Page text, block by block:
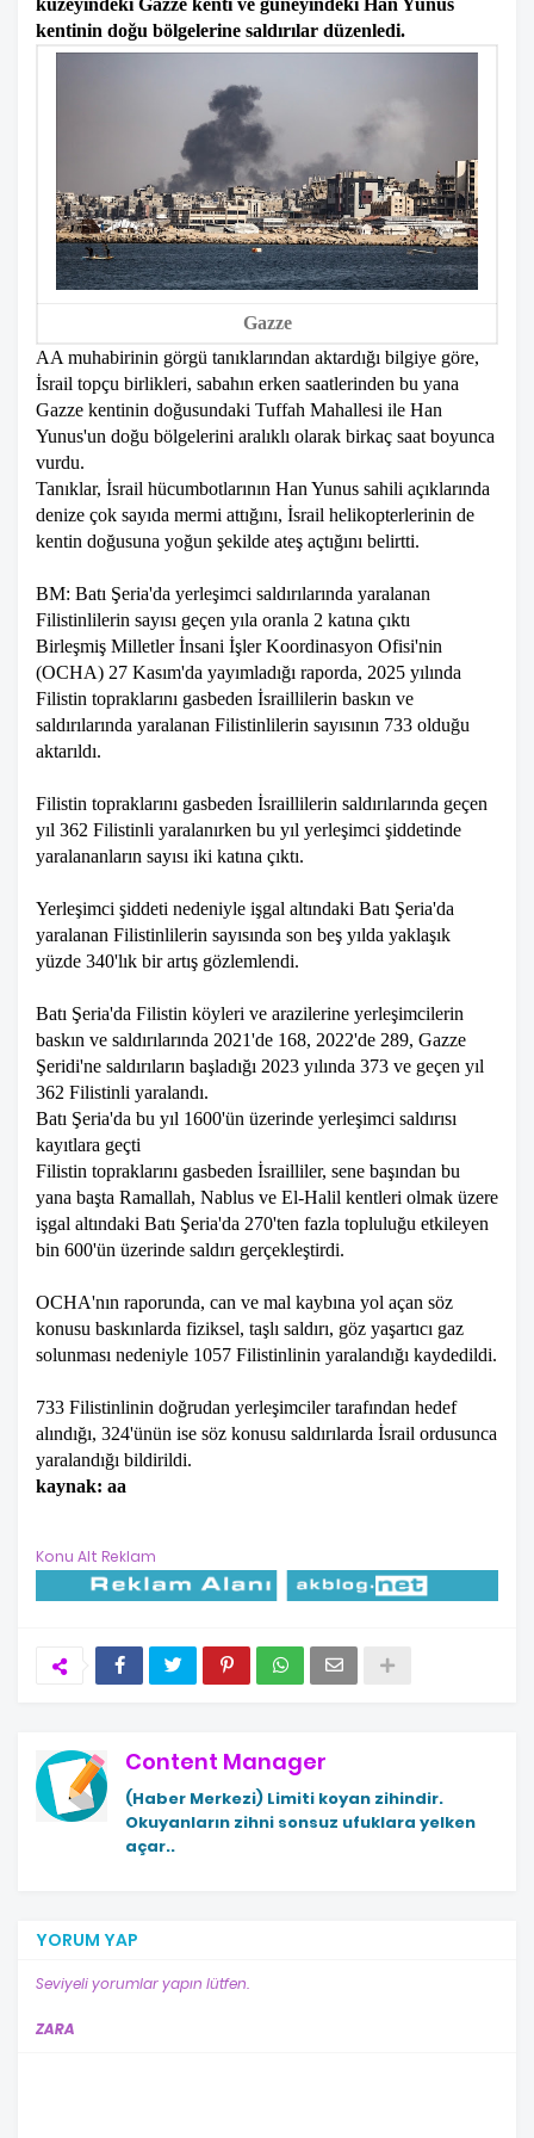
kuzeyindeki Gazze kenti ve güneyindeki Han Yunus
kentinin doğu bölgelerine saldırılar düzenledi.
Gazze
AA muhabirinin görgü tanıklarından aktardığı bilgiye göre,
İsrail topçu birlikleri, sabahın erken saatlerinden bu yana
Gazze kentinin doğusundaki Tuffah Mahallesi ile Han
Yunus'un doğu bölgelerini aralıklı olarak birkaç saat boyunca
vurdu.
Tanıklar, İsrail hücumbotlarının Han Yunus sahili açıklarında
denize çok sayıda mermi attığını, İsrail helikopterlerinin de
kentin doğusuna yoğun şekilde ateş açtığını belirtti.
BM: Batı Şeria'da yerleşimci saldırılarında yaralanan
Filistinlilerin sayısı geçen yıla oranla 2 katına çıktı
Birleşmiş Milletler İnsani İşler Koordinasyon Ofisi'nin
(OCHA) 27 Kasım'da yayımladığı raporda, 2025 yılında
Filistin topraklarını gasbeden İsraillilerin baskın ve
saldırılarında yaralanan Filistinlilerin sayısının 733 olduğu
aktarıldı.
Filistin topraklarını gasbeden İsraillilerin saldırılarında geçen
yıl 362 Filistinli yaralanırken bu yıl yerleşimci şiddetinde
yaralananların sayısı iki katına çıktı.
Yerleşimci şiddeti nedeniyle işgal altındaki Batı Şeria'da
yaralanan Filistinlilerin sayısında son beş yılda yaklaşık
yüzde 340'lık bir artış gözlemlendi.
Batı Şeria'da Filistin köyleri ve arazilerine yerleşimcilerin
baskın ve saldırılarında 2021'de 168, 2022'de 289, Gazze
Şeridi'ne saldırıların başladığı 2023 yılında 373 ve geçen yıl
362 Filistinli yaralandı.
Batı Şeria'da bu yıl 1600'ün üzerinde yerleşimci saldırısı
kayıtlara geçti
Filistin topraklarını gasbeden İsrailliler, sene başından bu
yana başta Ramallah, Nablus ve El-Halil kentleri olmak üzere
işgal altındaki Batı Şeria'da 270'ten fazla topluluğu etkileyen
bin 600'ün üzerinde saldırı gerçekleştirdi.
OCHA'nın raporunda, can ve mal kaybına yol açan söz
konusu baskınlarda fiziksel, taşlı saldırı, göz yaşartıcı gaz
solunması nedeniyle 1057 Filistinlinin yaralandığı kaydedildi.
733 Filistinlinin doğrudan yerleşimciler tarafından hedef
alındığı, 324'ünün ise söz konusu saldırılarda İsrail ordusunca
yaralandığı bildirildi.
kaynak: aa
Konu Alt Reklam
Content Manager
(Haber Merkezi) Limiti koyan zihindir.
Okuyanların zihni sonsuz ufuklara yelken
açar..
YORUM YAP
Seviyeli yorumlar yapın lütfen.
ZARA